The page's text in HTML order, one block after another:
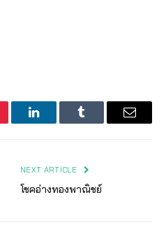
LinkedInTumblr Email
NEXT ARTICLE
โชคอ่างทองพาณิชย์